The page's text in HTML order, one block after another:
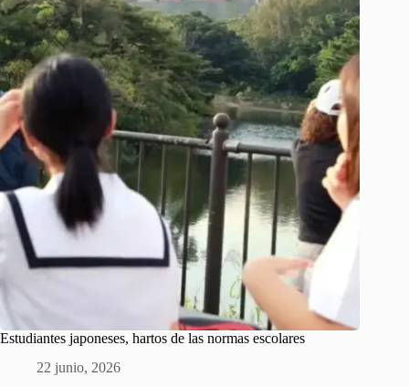
Estudiantes japoneses, hartos de las normas escolares
22 junio, 2026